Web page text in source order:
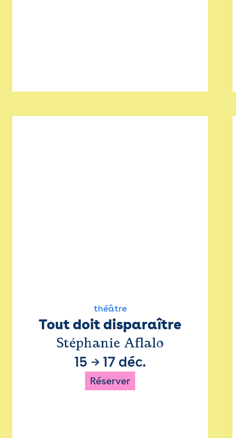
théâtre
Tout doit disparaître
Stéphanie Aflalo
15 → 17 déc.
Réserver